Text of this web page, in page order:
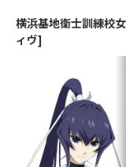
横浜基地衛士訓練校
ィヴ]